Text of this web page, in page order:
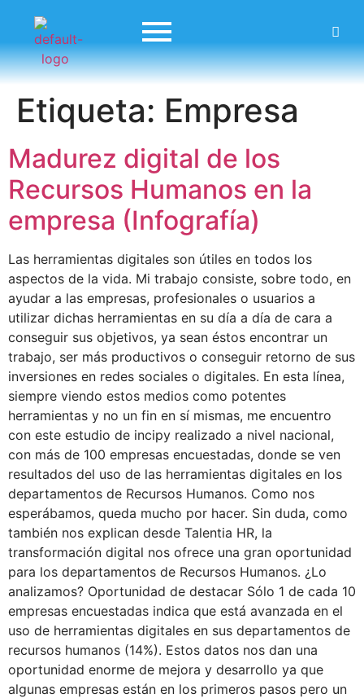
Etiqueta: Empresa
Madurez digital de los
Recursos Humanos en la
empresa (Infografía)
Las herramientas digitales son útiles en todos los
aspectos de la vida. Mi trabajo consiste, sobre todo, en
ayudar a las empresas, profesionales o usuarios a
utilizar dichas herramientas en su día a día de cara a
conseguir sus objetivos, ya sean éstos encontrar un
trabajo, ser más productivos o conseguir retorno de sus
inversiones en redes sociales o digitales. En esta línea,
siempre viendo estos medios como potentes
herramientas y no un fin en sí mismas, me encuentro
con este estudio de incipy realizado a nivel nacional,
con más de 100 empresas encuestadas, donde se ven
resultados del uso de las herramientas digitales en los
departamentos de Recursos Humanos. Como nos
esperábamos, queda mucho por hacer. Sin duda, como
también nos explican desde Talentia HR, la
transformación digital nos ofrece una gran oportunidad
para los departamentos de Recursos Humanos. ¿Lo
analizamos? Oportunidad de destacar Sólo 1 de cada 10
empresas encuestadas indica que está avanzada en el
uso de herramientas digitales en sus departamentos de
recursos humanos (14%). Estos datos nos dan una
oportunidad enorme de mejora y desarrollo ya que
algunas empresas están en los primeros pasos pero un